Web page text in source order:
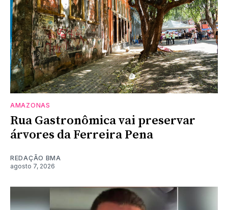
AMAZONAS
Rua Gastronômica vai preservar
árvores da Ferreira Pena
REDAÇÃO BMA
agosto 7, 2026